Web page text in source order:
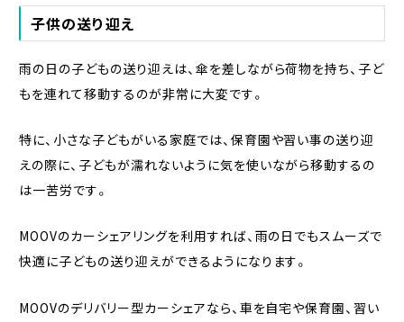
子供の送り迎え
雨の日の子どもの送り迎えは、傘を差しながら荷物を持ち、子ど
もを連れて移動するのが非常に大変です。
特に、小さな子どもがいる家庭では、保育園や習い事の送り迎
えの際に、子どもが濡れないように気を使いながら移動するの
は一苦労です。
MOOVのカーシェアリングを利用すれば、雨の日でもスムーズで
快適に子どもの送り迎えができるようになります。
MOOVのデリバリー型カーシェアなら、車を自宅や保育園、習い